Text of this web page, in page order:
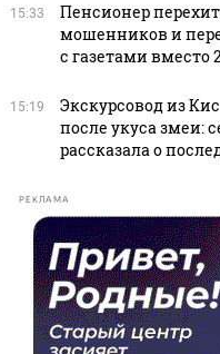
15:33
Пенсионер
мошенников и
с газетами вместо
15:19
Экскурсовод из
после укуса змеи:
рассказала о
РЕКЛАМА